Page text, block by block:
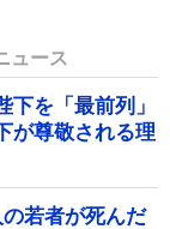
ュース
を「最前列」
が尊敬される理
若者が死んだ